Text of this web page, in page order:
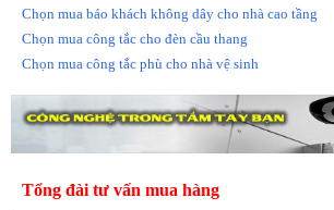
Chọn mua báo khách không dây cho nhà cao tầng
Chọn mua công tắc cho đèn cầu thang
Chọn mua công tắc phù cho nhà vệ sinh
Tổng đài tư vấn mua hàng